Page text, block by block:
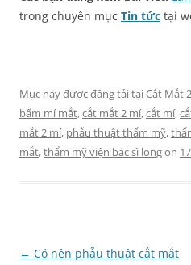
trong chuyên mục Tin tức tại
Mục này được đăng tải tạiCắt Mắt
bấm mí mắt,cắt mắt 2 mí,cắt mí,
mắt 2 mí, phẫu thuật thẩm mỹ,
mắt,thẩm mỹ viện bác sĩ longon
Điều
← Có nên phẫu thuật cắt mắt